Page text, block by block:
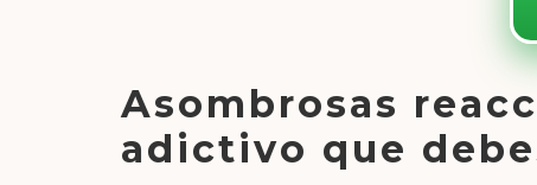
Asombrosas
adictivo que